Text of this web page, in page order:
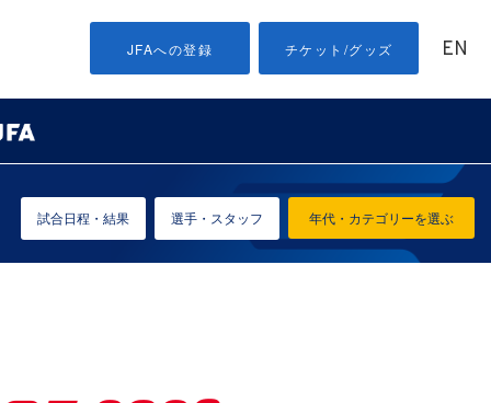
JFAへの登録 チケット/グッズ EN
年代・カテゴリーを選ぶ
試合日程・結果 選手・スタッフ